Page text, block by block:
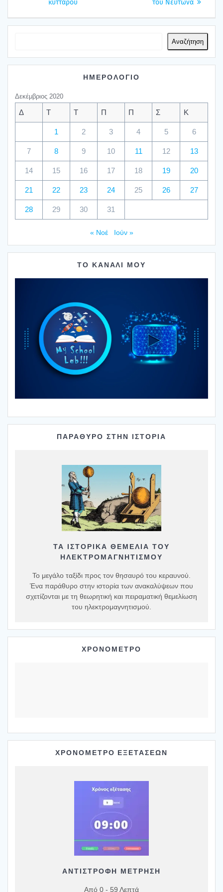
κυτ­τά­ρου
του Νεύ­τω­να
Αναζήτηση
ΗΜΕΡΟΛΟΓΙΟ
Δεκέμβριος 2020
Δ Τ Τ Π Π Σ Κ
1 2 3 4 5 6
7 8 9 10 11 12 13
14 15 16 17 18 19 20
21 22 23 24 25 26 27
28 29 30 31
« Νοέ Ιούν »
ΤΟ ΚΑΝΑΛΙ ΜΟΥ
ΠΑΡΑΘΥΡΟ ΣΤΗΝ ΙΣΤΟΡΙΑ
ΤΑ ΙΣΤΟΡΙΚΆ ΘΕΜΈΛΙΑ ΤΟΥ
ΗΛΕΚΤΡΟΜΑΓΝΗΤΙΣΜΟΎ
Το μεγάλο ταξίδι προς τον θησαυρό του κεραυνού.
Ένα παράθυρο στην ιστορία των ανακαλύψεων που
σχετίζονται με τη θεωρητική και πειραματική θεμελίωση
του ηλεκτρομαγνητισμού.
ΧΡΟΝΟΜΕΤΡΟ
ΧΡΟΝΟΜΕΤΡΟ ΕΞΕΤΑΣΕΩΝ
ΑΝΤΙΣΤΡΟΦΗ ΜΕΤΡΗΣΗ
Από 0 - 59 Λεπτά